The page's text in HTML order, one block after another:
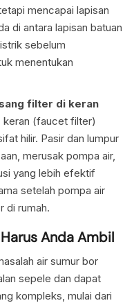
mencapai lapisan
di antara lapisan batuan
sebelum
menentukan
filter di keran
keran (faucet filter)
hilir. Pasir dan lumpur
merusak pompa air,
yang lebih efektif
setelah pompa air
di rumah.
Anda Ambil
air sumur bor
sepele dan dapat
kompleks, mulai dari